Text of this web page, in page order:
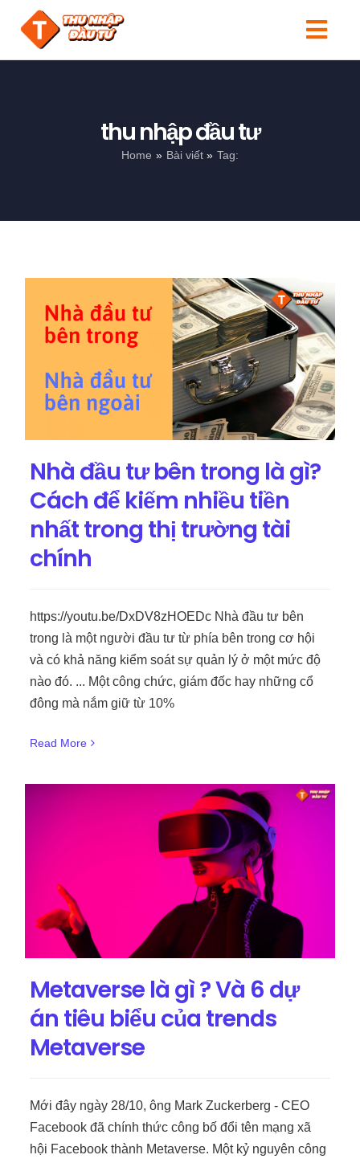
content
Người mới
Kiến thức
thu nhập đầu tư
Home Bài viết Tag:
Nhà đầu tư bên trong là gì?
Cách để kiếm nhiều tiền
nhất trong thị trường tài
chính
https://youtu.be/DxDV8zHOEDc Nhà đầu tư bên
trong là một người đầu tư từ phía bên trong cơ hội
và có khả năng kiểm soát sự quản lý ở một mức độ
nào đó. ... Một công chức, giám đốc hay những cổ
đông mà nắm giữ từ 10%
Read More
Metaverse là gì ? Và 6 dự
án tiêu biểu của trends
Metaverse
Mới đây ngày 28/10, ông Mark Zuckerberg - CEO
Facebook đã chính thức công bố đổi tên mạng xã
hội Facebook thành Metaverse. Một kỷ nguyên công